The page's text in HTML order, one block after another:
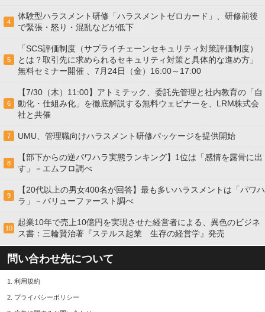
4
体験型ハラスメント研修「ハラスメントゼロカード」、研修前後
で緊張・怒り・混乱などが低下
5
「SCS評価制度（サプライチェーンセキュリティ対策評価制度）
とは？取引先に求められるセキュリティ対策と具体的な進め方」
無料セミナー開催 、7月24日（金）16:00～17:00
6
【7/30（木）11:00】アトミテック、委託先管理と社内教育の「自
動化・仕組み化」を徹底解説する無料ウェビナーを、LRM株式会
社と共催
7 UMU、管理職向けハラスメント研修パッケージを提供開始
8
【部下からの逆パワハラ実態ランキング】1位は「感情を露骨に出
す」－エムフロ調べ
9
【20代以上の男女400名が回答】最も多いハラスメントは「パワハ
ラ」－バリューファースト調べ
10
起業10年で売上10億円を実現させた経営者による、異色のビジネ
ス書：三輪賢治著『ステルス起業 生存の経営学』発売
問い合わせ先について
1. 利用規約
2. プライバシーポリシー